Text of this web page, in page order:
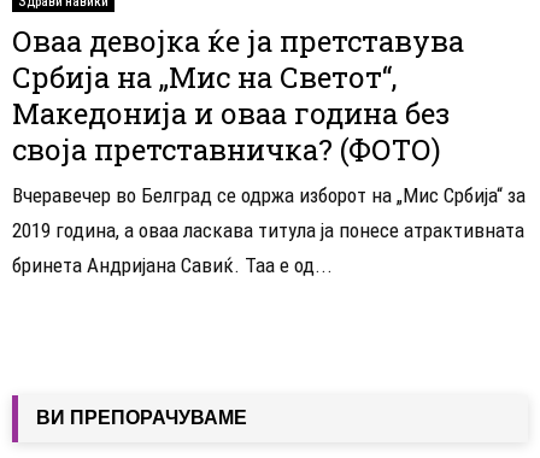
Оваа девојка ќе ја претставува
Србија на „Мис на Светот“,
Македонија и оваа година без
своја претставничка? (ФОТО)
Вчеравечер во Белград се одржа изборот на „Мис Србија“ за
2019 година, а оваа ласкава титула ја понесе атрактивната
бринета Андријана Савиќ. Таа е од...
ВИ ПРЕПОРАЧУВАМЕ